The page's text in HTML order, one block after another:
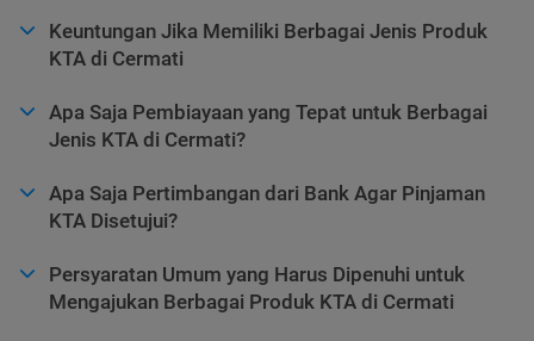
Keuntungan Jika Memiliki Berbagai Jenis Produk
KTA di Cermati
Apa Saja Pembiayaan yang Tepat untuk Berbagai
Jenis KTA di Cermati?
Apa Saja Pertimbangan dari Bank Agar Pinjaman
KTA Disetujui?
Persyaratan Umum yang Harus Dipenuhi untuk
Mengajukan Berbagai Produk KTA di Cermati